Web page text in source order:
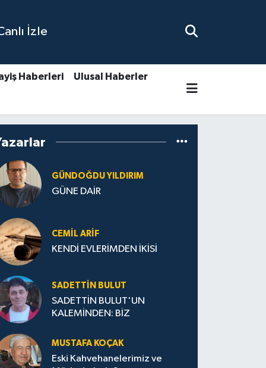
İzle
Haberleri Ulusal Haberler
GÜNDOĞDU YILDIRIM
GÜNE DAİR
CEMIL ARİF
KENDİ EVLERİMDEN İKİSİ
SADETTIN BULUT
SADETTİN BULUT'UN
KALEMİNDEN: BİZ
MUSTAFA KOÇAK
Eski Kahvehanelerimiz ve